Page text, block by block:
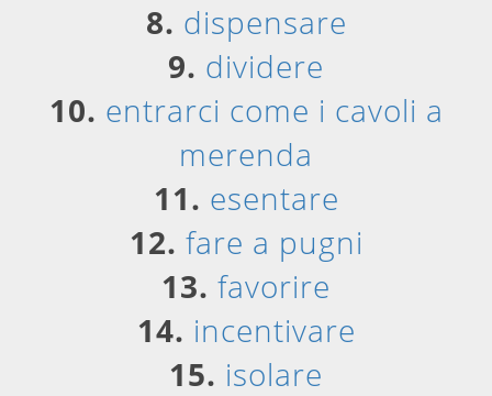
8. dispensare
9. dividere
10. entrarci come i cavoli a
merenda
11. esentare
12. fare a pugni
13. favorire
14. incentivare
15. isolare